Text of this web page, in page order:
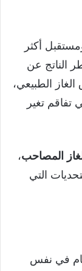
أكثر
الناتج عن
الطبيعي،
تغير
المصاحب،
التي
في نفس